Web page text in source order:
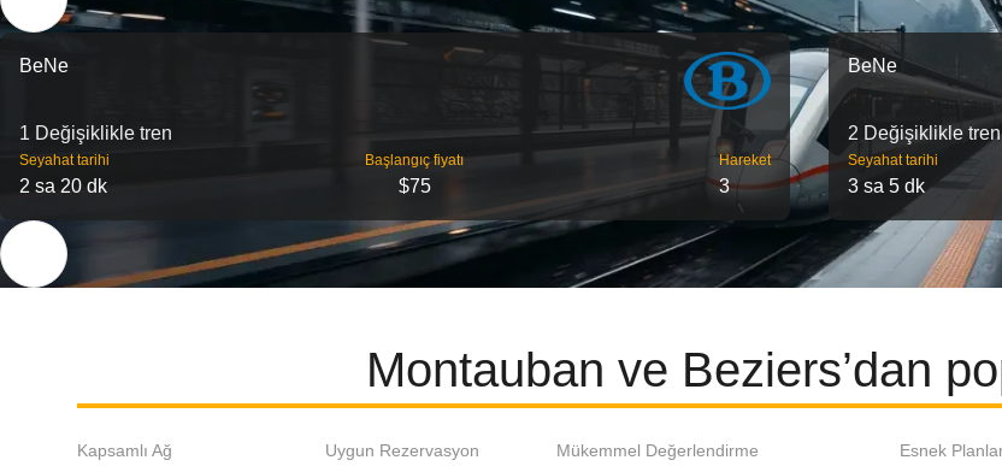
BeNe
1 Değişiklikle tren
Seyahat tarihi
2 sa 20 dk
Başlangıç ​​fiyatı
$75
Hareket
3
BeNe
2 Değişiklikle tren
Seyahat tarihi
3 sa 5 dk
Montauban ve Beziers’dan
Kapsamlı Ağ Uygun Rezervasyon Mükemmel Değerlendirme Esnek